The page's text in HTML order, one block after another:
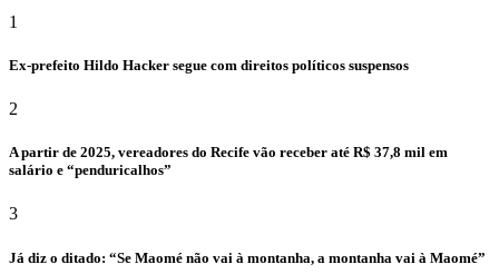
1
Ex-prefeito Hildo Hacker segue com direitos políticos suspensos
2
A partir de 2025, vereadores do Recife vão receber até R$ 37,8 mil em
salário e “penduricalhos”
3
Já diz o ditado: “Se Maomé não vai à montanha, a montanha vai à Maomé”